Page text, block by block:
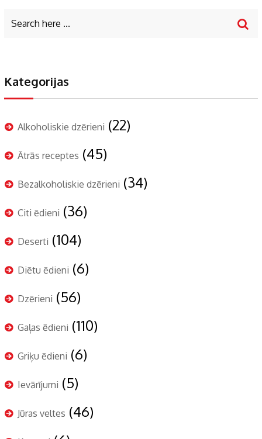
Kategorijas
Alkoholiskie dzērieni (22)
Ātrās receptes (45)
Bezalkoholiskie dzērieni (34)
Citi ēdieni (36)
Deserti (104)
Diētu ēdieni (6)
Dzērieni (56)
Gaļas ēdieni (110)
Griķu ēdieni (6)
Ievārījumi (5)
Jūras veltes (46)